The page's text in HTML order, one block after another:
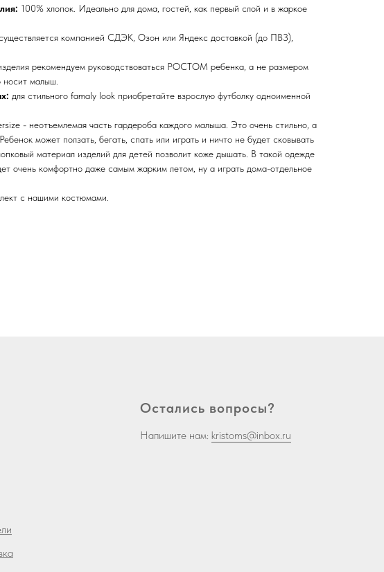
100% хлопок. Идеально для дома, гостей, как первый слой и в жаркое
компанией СДЭК, Озон или Яндекс доставкой (до ПВЗ),
рекомендуем руководствоваться РОСТОМ ребенка, а не размером
малыш.
для стильного famaly look приобретайте взрослую футболку одноименной
- неотъемлемая часть гардероба каждого малыша. Это очень стильно, а
может ползать, бегать, спать или играть и ничто не будет сковывать
материал изделий для детей позволит коже дышать. В такой одежде
очень комфортно даже самым жарким летом, ну а играть дома-отдельное
с нашими костюмами.
Остались вопросы?
Напишите нам: kristoms@inbox.ru